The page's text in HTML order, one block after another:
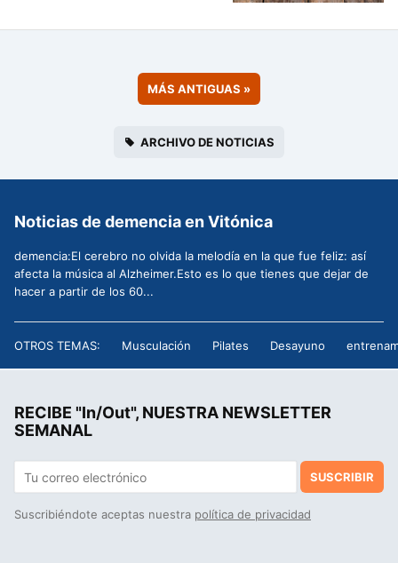
MÁS ANTIGUAS »
ARCHIVO DE NOTICIAS
Noticias de demencia en Vitónica
demencia:El cerebro no olvida la melodía en la que fue feliz: así
afecta la música al Alzheimer.Esto es lo que tienes que dejar de
hacer a partir de los 60...
OTROS TEMAS: Musculación Pilates Desayuno
RECIBE "In/Out", NUESTRA NEWSLETTER
SEMANAL
SUSCRIBIR
Suscribiéndote aceptas nuestra política de privacidad